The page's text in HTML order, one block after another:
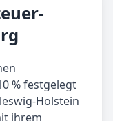
% festgelegt
Holstein
ihrem